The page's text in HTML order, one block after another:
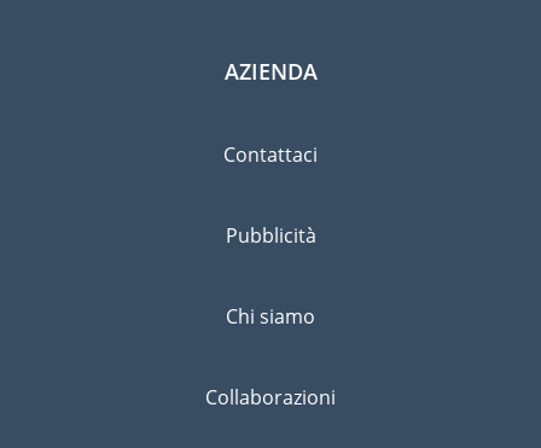
AZIENDA
Contattaci
Pubblicità
Chi siamo
Collaborazioni